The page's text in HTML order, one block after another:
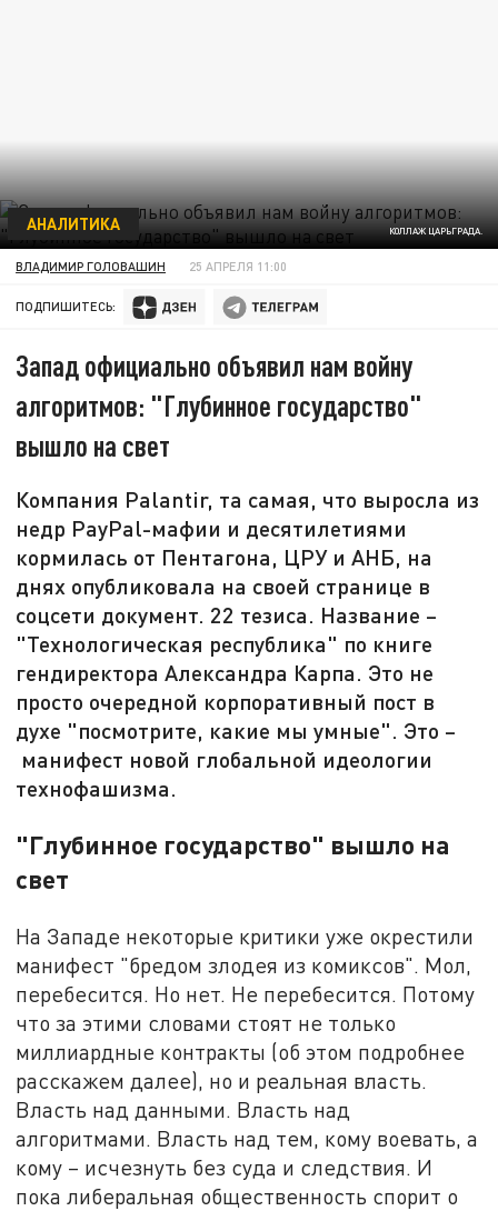
КОЛЛАЖ ЦАРЬГРАДА.
АНАЛИТИКА
ВЛАДИМИР ГОЛОВАШИН 25 АПРЕЛЯ 11:00
ПОДПИШИТЕСЬ:
Запад официально объявил нам войну
алгоритмов: "Глубинное государство"
вышло на свет
Компания Palantir, та самая, что выросла из
недр PayPal-мафии и десятилетиями
кормилась от Пентагона, ЦРУ и АНБ, на
днях опубликовала на своей странице в
соцсети документ. 22 тезиса. Название –
"Технологическая республика" по книге
гендиректора Александра Карпа. Это не
просто очередной корпоративный пост в
духе "посмотрите, какие мы умные". Это –
манифест новой глобальной идеологии
технофашизма.
"Глубинное государство" вышло на
свет
На Западе некоторые критики уже окрестили
манифест "бредом злодея из комиксов". Мол,
перебесится. Но нет. Не перебесится. Потому
что за этими словами стоят не только
миллиардные контракты (об этом подробнее
расскажем далее), но и реальная власть.
Власть над данными. Власть над
алгоритмами. Власть над тем, кому воевать, а
кому – исчезнуть без суда и следствия. И
пока либеральная общественность спорит о